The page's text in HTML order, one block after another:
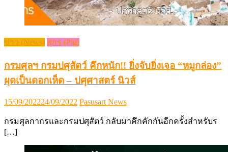
ข่าว (News) สุกร (Pig)
กรมศุลฯ กรมปศุสัตว์ คึกหนัก!! ยิ่งจับยิ่งเจอ “หมูกล่อง”
ผุดเป็นดอกเห็ด – ปศุศาสตร์ นิวส์
Posted
15/09/202224/09/2022 Author
Pasusart News
กรมศุลกากรและกรมปศุสัตว์ กลับมาคึกคักกันอีกครั้งสำหรับร
[…]